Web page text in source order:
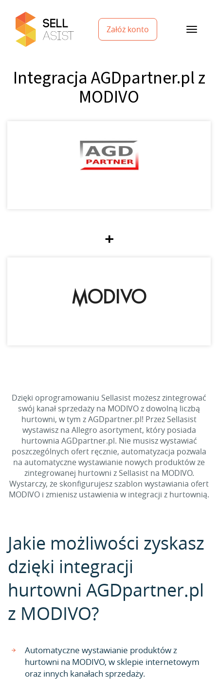
Załóż konto
Integracja AGDpartner.pl z
MODIVO
+
Dzięki oprogramowaniu Sellasist możesz zintegrować
swój kanał sprzedaży na MODIVO z dowolną liczbą
hurtowni, w tym z AGDpartner.pl! Przez Sellasist
wystawisz na Allegro asortyment, który posiada
hurtownia AGDpartner.pl. Nie musisz wystawiać
poszczególnych ofert ręcznie, automatyzacja pozwala
na automatyczne wystawianie nowych produktów ze
zintegrowanej hurtowni z Sellasist na MODIVO.
Wystarczy, że skonfigurujesz szablon wystawiania ofert
MODIVO i zmienisz ustawienia w integracji z hurtownią.
Jakie możliwości zyskasz
dzięki integracji
hurtowni AGDpartner.pl
z MODIVO?
Automatyczne wystawianie produktów z
hurtowni na MODIVO, w sklepie internetowym
oraz innych kanałach sprzedaży.